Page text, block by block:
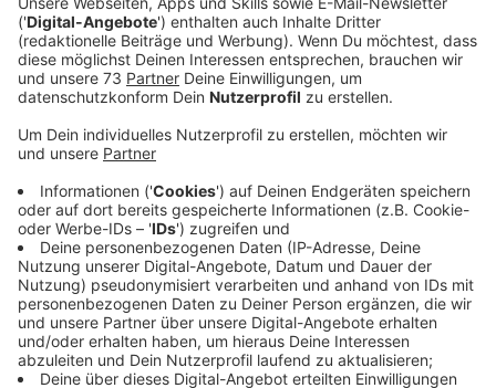
Anzeige
Im Kreis Borken werden bald wieder
Anzeige
Bei der Geschäftsstelle des Landwirtschaftlichen
Kreisverbandes in Borken ist in dieser Woche eine
schwere Palette mit Säcken voller Saatgut
eingetroffen. Der reicht für mehr als 70 Hektar und